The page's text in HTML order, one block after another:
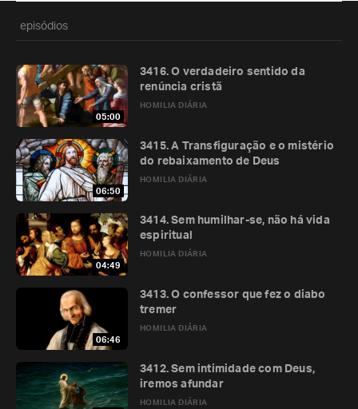
episódios
05:00
HOMILIA DIÁRIA
3416. O verdadeiro sentido da
renúncia cristã
06:50
HOMILIA DIÁRIA
3415. A Transfiguração e o mistério
do rebaixamento de Deus
04:49
HOMILIA DIÁRIA
3414. Sem humilhar-se, não há vida
espiritual
06:46
HOMILIA DIÁRIA
3413. O confessor que fez o diabo
tremer
HOMILIA DIÁRIA
3412. Sem intimidade com Deus,
iremos afundar